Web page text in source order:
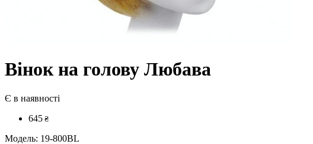
Вінок на голову Любава
Є в наявності
645 ₴
Модель: 19-800BL